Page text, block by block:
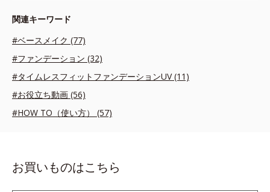
関連キーワード
#ベースメイク (77)
#ファンデーション (32)
#タイムレスフィットファンデーションUV (11)
#お役立ち動画 (56)
#HOW TO（使い方） (57)
お買いものはこちら